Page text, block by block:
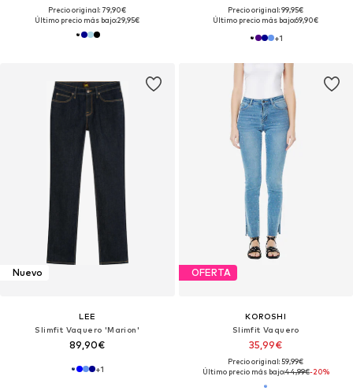
Precio original: 79,90€
Último precio más bajo:29,95€
Precio original: 99,95€
Último precio más bajo:69,90€
+1
Nuevo
LEE
Slimfit Vaquero 'Marion'
89,90€
+1
OFERTA
KOROSHI
Slimfit Vaquero
35,99€
Precio original: 59,99€
Último precio más bajo:44,99€-20%